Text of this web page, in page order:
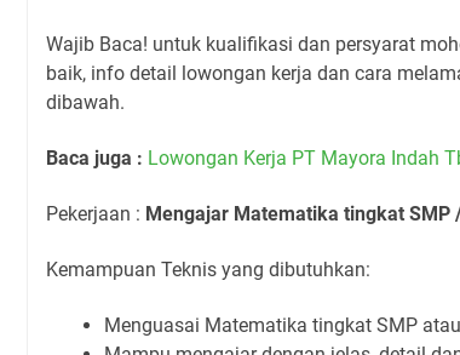
Wajib Baca! untuk kualifikasi dan persyarat
baik, info detail lowongan kerja dan cara
dibawah.
Baca juga : Lowongan Kerja PT Mayora Indah
Pekerjaan : Mengajar Matematika tingkat SMP
Kemampuan Teknis yang dibutuhkan:
Menguasai Matematika tingkat SMP